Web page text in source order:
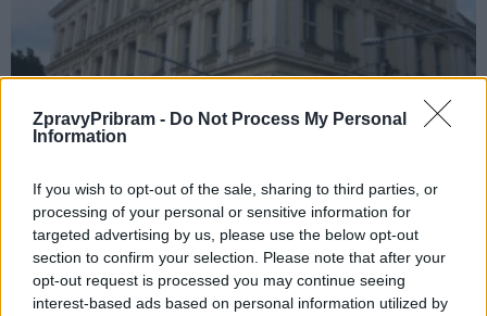
ZpravyPribram - Do Not Process My Personal
Information
If you wish to opt-out of the sale, sharing to third parties, or
processing of your personal or sensitive information for
targeted advertising by us, please use the below opt-out
section to confirm your selection. Please note that after your
opt-out request is processed you may continue seeing
interest-based ads based on personal information utilized by
Radnice chce zapojit občany do rozhodování
Ondřej Dufek - 9. 10. 2017
PŘÍBRAM – O tom, jak nakládat s městskými penězi má každý jinou
představu. Někdo by chtěli opravit například rozbitý chodník nebo
silnici, jiný by raději...